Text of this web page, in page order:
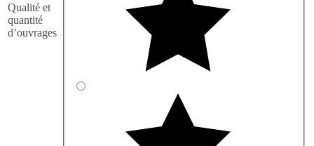
Qualité et
quantité
d’ouvrages